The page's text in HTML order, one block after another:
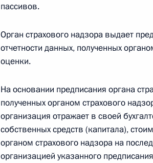
Федеральный закон от
О внесении изменения в статью 10
26 июля 2026 года
Федеральный закон от
О ратификации Соглашения между
Министров Киргизской Республики о
по вопросам внутренних дел и миграции
26 июля 2026 года
пассивов.
Орган страхового надзора выдает
отчетности данных, полученных
оценки.
На основании предписания органа
полученных органом страхового
организация отражает в своей
собственных средств (капитала),
органом страхового надзора на
организацией указанного